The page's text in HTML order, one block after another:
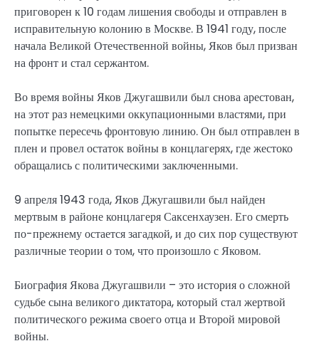
приговорен к 10 годам лишения свободы и отправлен в
исправительную колонию в Москве. В 1941 году, после
начала Великой Отечественной войны, Яков был призван
на фронт и стал сержантом.
Во время войны Яков Джугашвили был снова арестован,
на этот раз немецкими оккупационными властями, при
попытке пересечь фронтовую линию. Он был отправлен в
плен и провел остаток войны в концлагерях, где жестоко
обращались с политическими заключенными.
9 апреля 1943 года, Яков Джугашвили был найден
мертвым в районе концлагеря Саксенхаузен. Его смерть
по-прежнему остается загадкой, и до сих пор существуют
различные теории о том, что произошло с Яковом.
Биография Якова Джугашвили – это история о сложной
судьбе сына великого диктатора, который стал жертвой
политического режима своего отца и Второй мировой
войны.